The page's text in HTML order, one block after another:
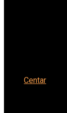
Centar